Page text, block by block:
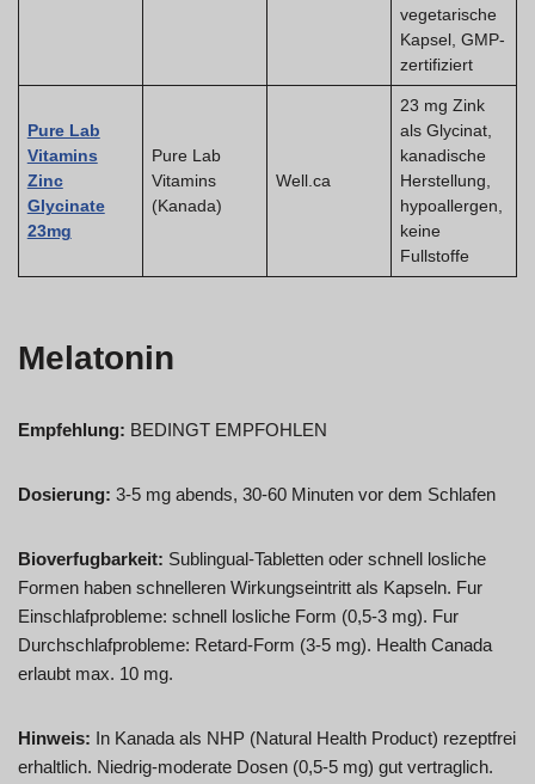
vegetarische
Kapsel, GMP-
zertifiziert
Pure Lab
Vitamins
Zinc
Glycinate
23mg
Pure Lab
Vitamins
(Kanada)
Well.ca
23 mg Zink
als Glycinat,
kanadische
Herstellung,
hypoallergen,
keine
Fullstoffe
Melatonin
Empfehlung: BEDINGT EMPFOHLEN
Dosierung: 3-5 mg abends, 30-60 Minuten vor dem Schlafen
Bioverfugbarkeit: Sublingual-Tabletten oder schnell losliche
Formen haben schnelleren Wirkungseintritt als Kapseln. Fur
Einschlafprobleme: schnell losliche Form (0,5-3 mg). Fur
Durchschlafprobleme: Retard-Form (3-5 mg). Health Canada
erlaubt max. 10 mg.
Hinweis: In Kanada als NHP (Natural Health Product) rezeptfrei
erhaltlich. Niedrig-moderate Dosen (0,5-5 mg) gut vertraglich.